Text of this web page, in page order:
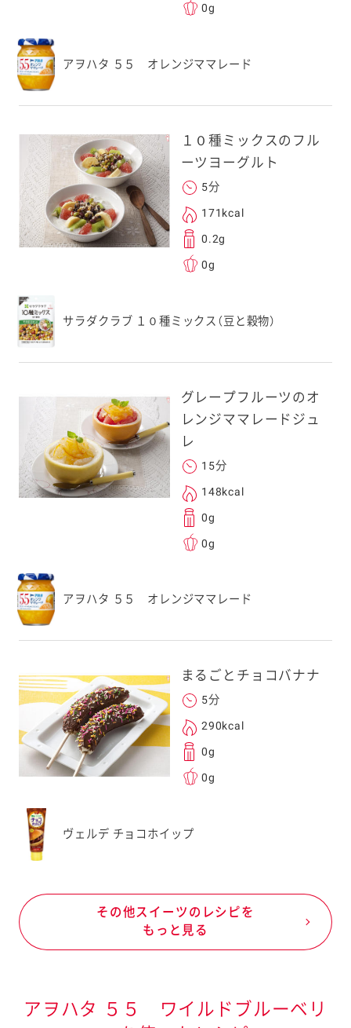
0g
アヲハタ ５５ オレンジママレード
１０種ミックスのフル
ーツヨーグルト
5分
171kcal
0.2g
0g
サラダクラブ １０種ミックス（豆と穀物）
グレープフルーツのオ
レンジママレードジュ
レ
15分
148kcal
0g
0g
アヲハタ ５５ オレンジママレード
まるごとチョコバナナ
5分
290kcal
0g
0g
ヴェルデ チョコホイップ
その他スイーツのレシピを
もっと見る
アヲハタ ５５ ワイルドブルーベリ